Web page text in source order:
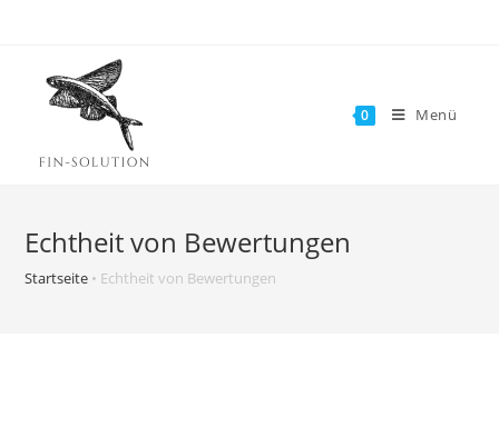
0 Menü
Echtheit von Bewertungen
Startseite • Echtheit von Bewertungen